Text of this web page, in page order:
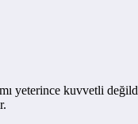
yeterince kuvvetli